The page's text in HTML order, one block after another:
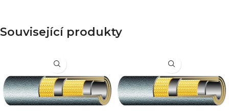
Související produkty